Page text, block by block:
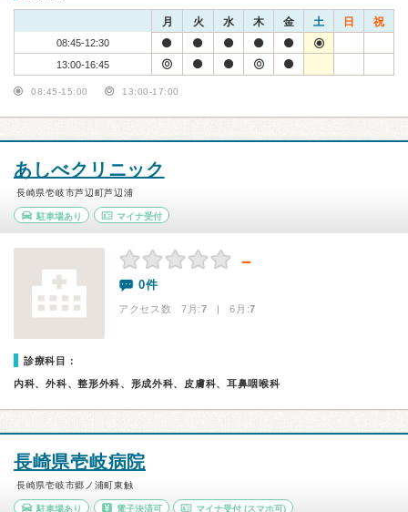
月 火 水 木 金 土 日 祝
08:45-12:30
13:00-16:45
08:45-15:00 13:00-17:00
あしべクリニック
長崎県壱岐市芦辺町芦辺浦
駐車場あり マイナ受付
－
0件
アクセス数 7月:7 | 6月:7
診療科目：
内科、外科、整形外科、形成外科、皮膚科、耳鼻咽喉科
長崎県壱岐病院
長崎県壱岐市郷ノ浦町東触
駐車場あり 電子決済可 マイナ受付 (スマホ可)